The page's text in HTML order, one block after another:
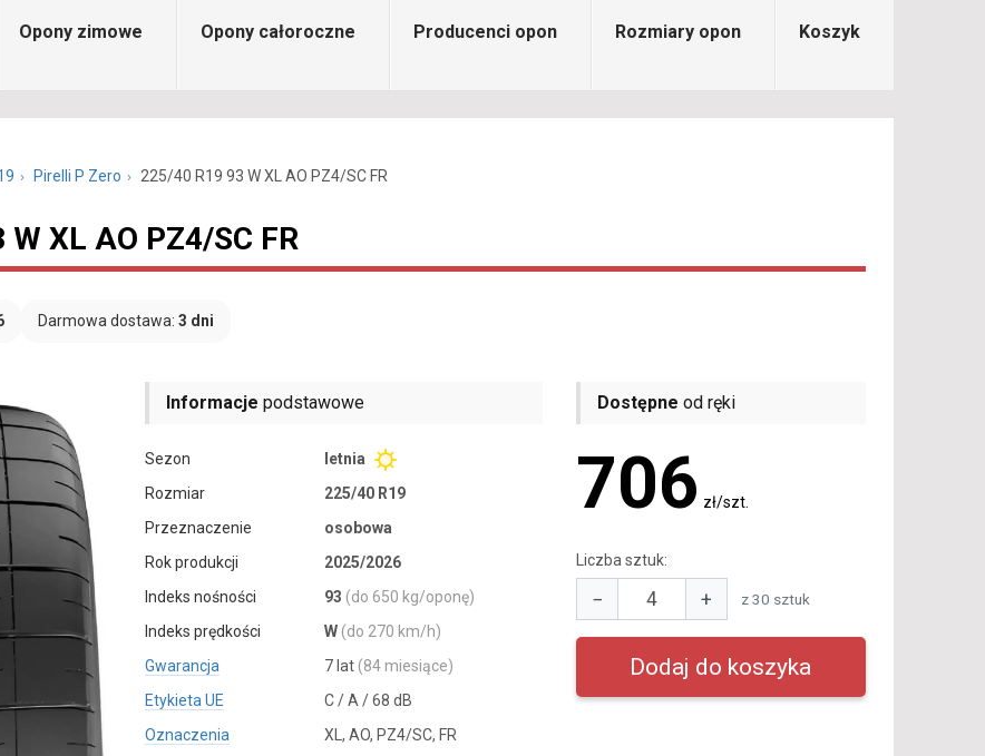
Opony zimowe Opony całoroczne Producenci opon Rozmiary opon Koszyk
Pirelli P Zero 225/40 R19 93 W XL AO PZ4/SC FR
XL AO PZ4/SC FR
Darmowa dostawa: 3 dni
Informacje podstawowe
Sezon
letnia
Rozmiar
225/40 R19
Przeznaczenie
osobowa
Rok produkcji
2025/2026
Indeks nośności
93 (do 650 kg/oponę)
Indeks prędkości
W (do 270 km/h)
Gwarancja
7 lat (84 miesiące)
Etykieta UE
C / A / 68 dB
Oznaczenia
XL, AO, PZ4/SC, FR
Dostępne od ręki
706 zł/szt.
Liczba sztuk:
− + z 30 sztuk